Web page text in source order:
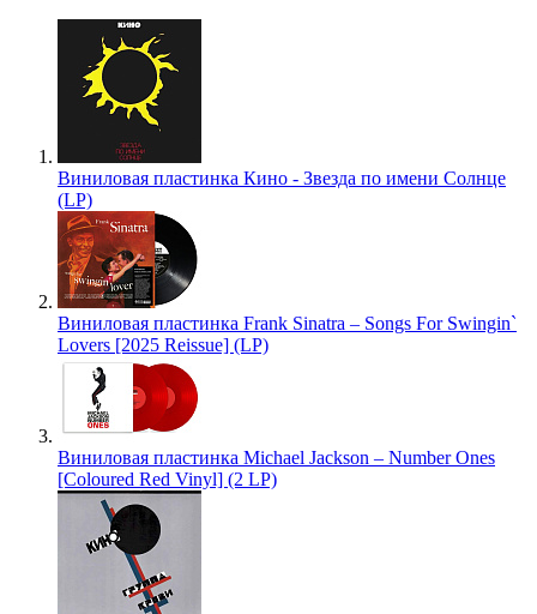
Виниловая пластинка Кино - Звезда по имени Солнце
(LP)
Виниловая пластинка Frank Sinatra – Songs For Swingin`
Lovers [2025 Reissue] (LP)
Виниловая пластинка Michael Jackson – Number Ones
[Coloured Red Vinyl] (2 LP)